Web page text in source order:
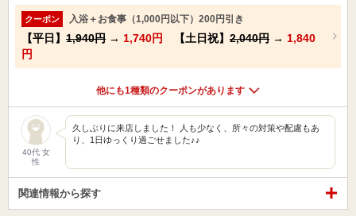
クーポン 入浴＋お食事（1,000円以下）200円引き
【平日】 1,940円 → 1,740円 【土日祝】 2,040円 → 1,840
円
他にも1種類のクーポンがあります
40代 女
性
久しぶりに来店しました！ 人も少なく、所々の対策や配慮もあ
り、1日ゆっくり過ごせました♪♪
関連情報から探す